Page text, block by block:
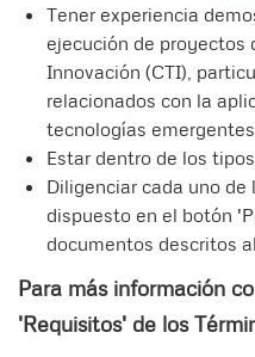
Tener experiencia
ejecución de proyectos
Innovación (CTI),
relacionados con la
tecnologías
Estar dentro de los
Diligenciar cada uno
dispuesto en el botón
documentos descritos
Para más información
'Requisitos' de los